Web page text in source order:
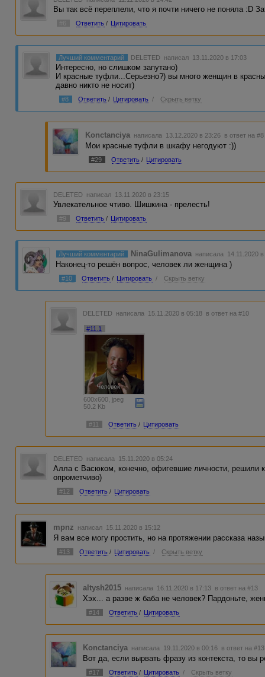
Вы так всё переплели, что я почти ничего не поняла :D
Ответить / Цитировать
Лучший комментарий DELETED написал 13.11.2020 в 17:03
Интересно, но слишком запутано)
И красные туфли...Серьезно?) вы много женщин в
давно никто не носит)
#8 Ответить / Цитировать / Скрыть ветку
Konctanciya написала 13.12.2020 в 23:26 в ответ на #8
Мои красные туфли в шкафу негодуют :))
#29 Ответить / Цитировать
DELETED написал 13.11.2020 в 23:15
Увлекательное чтиво. Шишкина - прелесть!
#9 Ответить / Цитировать
Лучший комментарий NinaGulimanova написала 14.11.2020
Наконец-то решён вопрос, человек ли женщина )
#10 Ответить / Цитировать / Скрыть ветку
DELETED написала 15.11.2020 в 05:18 в ответ на #10
#11.1
600x600, jpeg
50.2 Kb
#11 Ответить / Цитировать
DELETED написала 15.11.2020 в 05:24
Алла с Васюком, конечно, офигевшие личности, решили
опрометчиво)
#12 Ответить / Цитировать
mpnz написал 15.11.2020 в 15:12
Я вам все могу простить, но на протяжении рассказа
#13 Ответить / Цитировать / Скрыть ветку
altysh2015 написала 16.11.2020 в 17:13 в ответ на #13
Хэх... а разве ж баба не человек? Пардоньте,
#14 Ответить / Цитировать
Konctanciya написала 19.11.2020 в 00:16 в ответ на #13
Вот да, если вырвать фразу из контекста, то вы
#17 Ответить / Цитировать / Скрыть ветку